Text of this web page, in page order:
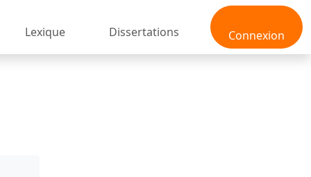
Connexion
Lexique Dissertations